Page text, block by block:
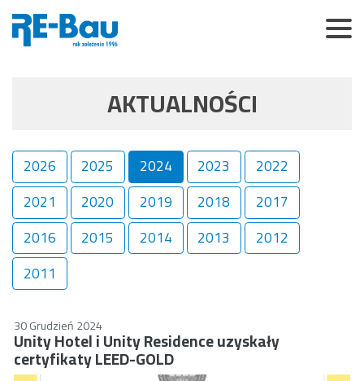
AKTUALNOŚCI
2026 2025 2024 2023
2022
2021
2020 2019 2018
2017
2016
2015 2014 2013
2012
2011
30 Grudzień 2024
Unity Hotel i Unity Residence uzyskały
certyfikaty LEED-GOLD